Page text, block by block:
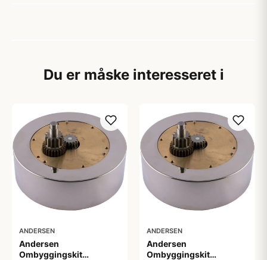
Du er måske interesseret i
ANDERSEN
Andersen
Ombyggingskit
ANDERSEN
Andersen
Ombyggingskit